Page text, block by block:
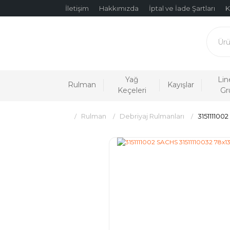
İletişim Hakkımızda İptal ve İade Şartları
Rulman
Yağ
Keçeleri
Kayışlar
Rulman Debriyaj Rulmanları